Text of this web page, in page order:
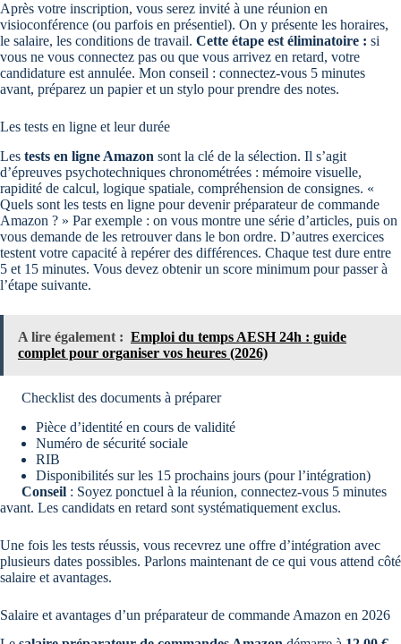
Après votre inscription, vous serez invité à une réunion en
visioconférence (ou parfois en présentiel). On y présente les horaires,
le salaire, les conditions de travail. Cette étape est éliminatoire : si
vous ne vous connectez pas ou que vous arrivez en retard, votre
candidature est annulée. Mon conseil : connectez-vous 5 minutes
avant, préparez un papier et un stylo pour prendre des notes.
Les tests en ligne et leur durée
Les tests en ligne Amazon sont la clé de la sélection. Il s’agit
d’épreuves psychotechniques chronométrées : mémoire visuelle,
rapidité de calcul, logique spatiale, compréhension de consignes. «
Quels sont les tests en ligne pour devenir préparateur de commande
Amazon ? » Par exemple : on vous montre une série d’articles, puis on
vous demande de les retrouver dans le bon ordre. D’autres exercices
testent votre capacité à repérer des différences. Chaque test dure entre
5 et 15 minutes. Vous devez obtenir un score minimum pour passer à
l’étape suivante.
A lire également : Emploi du temps AESH 24h : guide
complet pour organiser vos heures (2026)
Checklist des documents à préparer
Pièce d’identité en cours de validité
Numéro de sécurité sociale
RIB
Disponibilités sur les 15 prochains jours (pour l’intégration)
Conseil : Soyez ponctuel à la réunion, connectez-vous 5 minutes
avant. Les candidats en retard sont systématiquement exclus.
Une fois les tests réussis, vous recevrez une offre d’intégration avec
plusieurs dates possibles. Parlons maintenant de ce qui vous attend côté
salaire et avantages.
Salaire et avantages d’un préparateur de commande Amazon en 2026